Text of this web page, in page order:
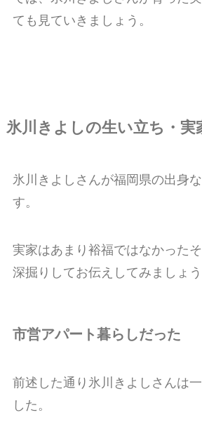
ても見ていきましょう。
氷川きよしの生い立ち・実
氷川きよしさんが福岡県の出身
す。
実家はあまり裕福ではなかった
深掘りしてお伝えしてみましょう
市営アパート暮らしだった
前述した通り氷川きよしさんは
した。